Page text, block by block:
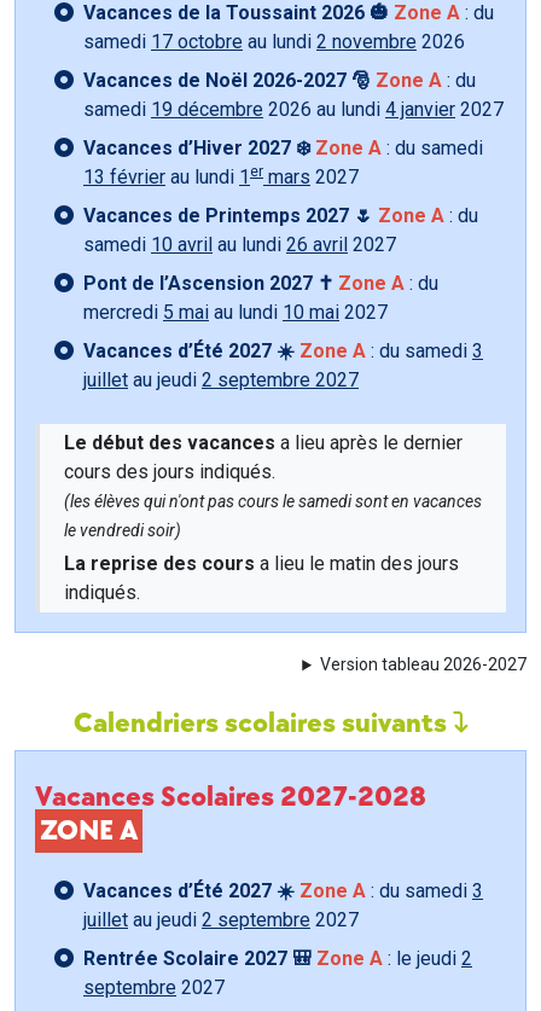
Vacances de la Toussaint 2026 🎃 Zone A : du
samedi 17 octobre au lundi 2 novembre 2026
Vacances de Noël 2026-2027 🎅 Zone A : du
samedi 19 décembre 2026 au lundi 4 janvier 2027
Vacances d’Hiver 2027 ❄️ Zone A : du samedi
13 février au lundi 1 er mars 2027
Vacances de Printemps 2027 🌷 Zone A : du
samedi 10 avril au lundi 26 avril 2027
Pont de l’Ascension 2027 ✝️ Zone A : du
mercredi 5 mai au lundi 10 mai 2027
Vacances d’Été 2027 ☀️ Zone A : du samedi 3
juillet au jeudi 2 septembre 2027
Le début des vacances a lieu après le dernier
cours des jours indiqués.
(les élèves qui n'ont pas cours le samedi sont en vacances
le vendredi soir)
La reprise des cours a lieu le matin des jours
indiqués.
Version tableau 2026-2027
Calendriers scolaires suivants
Vacances Scolaires 2027-2028
ZONE A
Vacances d’Été 2027 ☀️ Zone A : du samedi 3
juillet au jeudi 2 septembre 2027
Rentrée Scolaire 2027 🎒 Zone A : le jeudi 2
septembre 2027